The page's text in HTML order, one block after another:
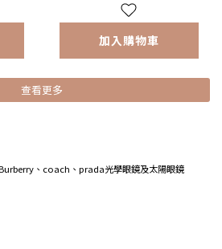
加入購物車
查看更多